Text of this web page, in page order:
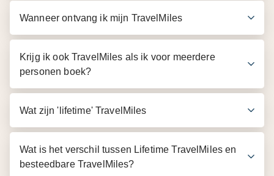
Wanneer ontvang ik mijn TravelMiles
Krijg ik ook TravelMiles als ik voor meerdere
personen boek?
Wat zijn 'lifetime' TravelMiles
Wat is het verschil tussen Lifetime TravelMiles en
besteedbare TravelMiles?